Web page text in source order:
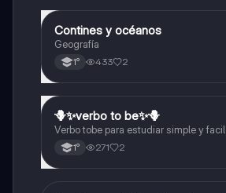
Geografía
Contines y océanos
Geografía
1° 433 2
Inglés
🪻✨️verbo to be✨️🪻
Verbo tobe para estudiar simple y facil
1° 271 2